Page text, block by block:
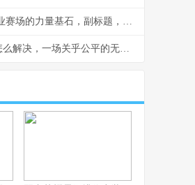
王者荣耀kpl铭文，职业赛场的力量基石，副标题，细微之处定胜负乾坤
**和平精英出了辅助怎么解决，一场关乎公平的无声战争**